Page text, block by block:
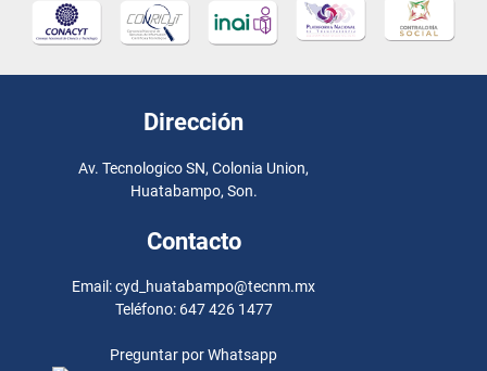
Dirección
Av. Tecnologico SN, Colonia Union,
Huatabampo, Son.
Contacto
Email: cyd_huatabampo@tecnm.mx
Teléfono: 647 426 1477
Preguntar por Whatsapp